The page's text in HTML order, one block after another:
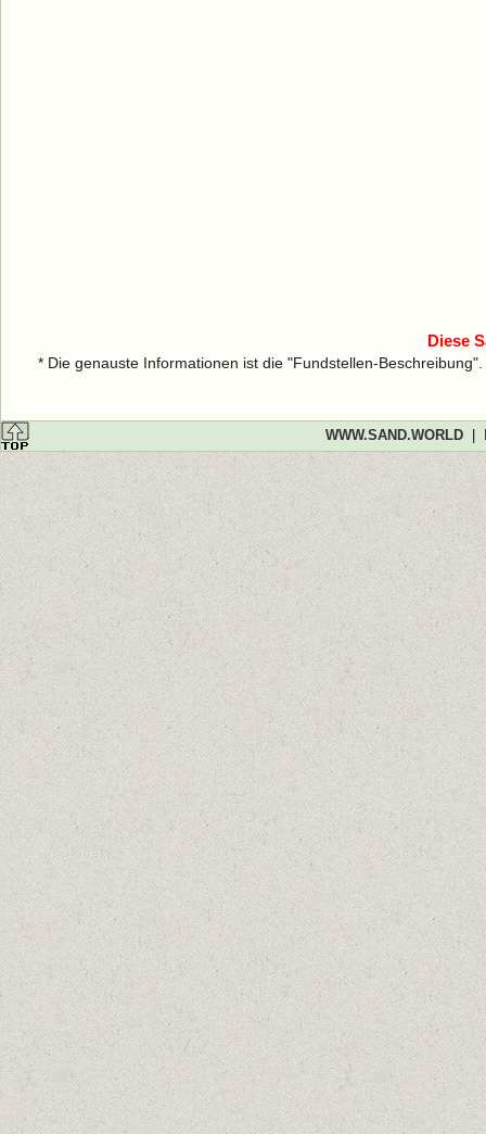
Diese
* Die genauste Informationen ist die "Fundstellen-
WWW.SAND.WORLD|